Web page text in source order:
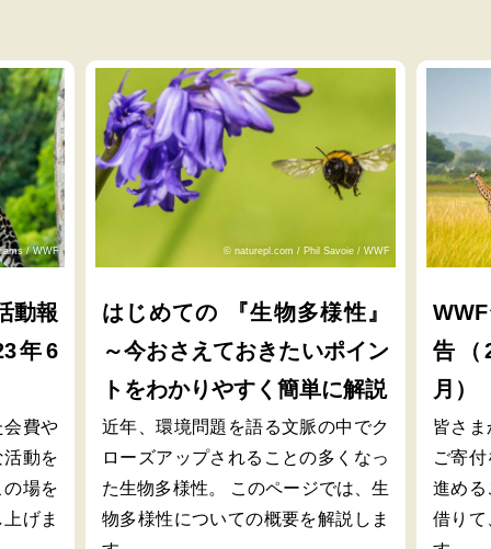
/ WWF
動報
年6
会費や
動を
場を
げま
© naturepl.com / Phil Savoie / WWF
はじめての 『生物多様性』
～今おさえておきたいポイン
トをわかりやすく簡単に解説
近年、環境問題を語る文脈の中でク
ローズアップされることの多くなっ
た生物多様性。 このページでは、生
物多様性についての概要を解説しま
告（
月）
皆さ
ご寄
進める
借りて